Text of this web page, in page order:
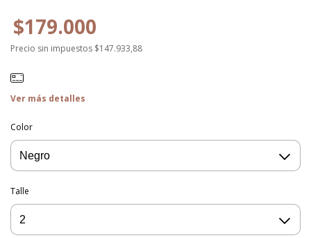
$179.000
Precio sin impuestos $147.933,88
Ver más detalles
Color
Talle